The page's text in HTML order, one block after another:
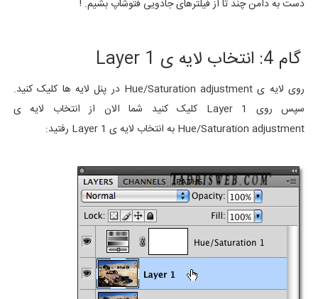
دست به دامن چند تا از فیلترهای جادویی فتوشاپ بشیم. !
گام 4: انتخاب لایه ی Layer 1
روی لایه ی Hue/Saturation adjustment در پنل لایه ها کلیک کنید.
سپس روی Layer 1 کلیک کنید شما الان از انتخاب لایه ی
Hue/Saturation adjustment به انتخاب لایه ی Layer 1 رفتید: